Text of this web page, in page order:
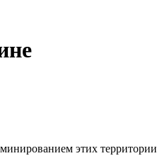
этих территории